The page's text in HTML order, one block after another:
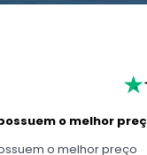
o melhor
o melhor preço